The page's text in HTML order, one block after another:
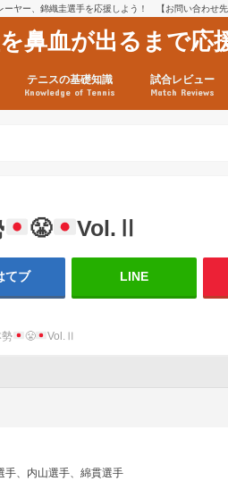
ーヤー、錦織圭選手を応援しよう！ 【お問い合わせ
鼻血が出るまで応
テニスの基礎知識
Knowledge of Tennis
試合レビュー
Match Reviews
😤 Vol.Ⅱ
てブ LINE
勢 😤 Vol.Ⅱ
手、内山選手、綿貫選手